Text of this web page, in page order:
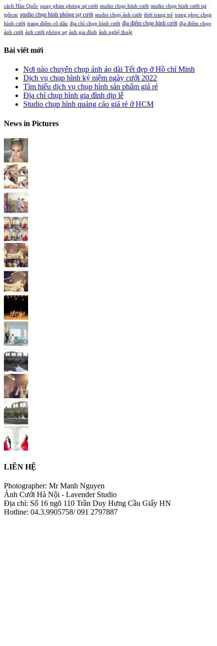
cách Hàn Quốc quay phim phóng sự cưới studio chụp hình cưới studio chụp hình cưới tại
tphcm studio chụp hình phóng sự cưới studio chụp ảnh cưới thời trang trẻ trang phục chụp
hình cưới trang điểm cô dâu địa chỉ chụp hình cưới địa điểm chụp hình cưới địa điểm chụp
ảnh cưới ảnh cưới phóng sự ảnh gia đình ảnh nghệ thuật
Bài viết mới
Nơi nào chuyên chụp ảnh áo dài Tết đẹp ở Hồ chí Minh
Dịch vụ chụp hình kỷ niệm ngày cưới 2022
Tìm hiểu dịch vụ chụp hình sản phẩm giá rẻ
Địa chỉ chụp hình gia đình dịp lễ
Studio chụp hình quảng cáo giá rẻ ở HCM
News in Pictures
LIÊN HỆ
Photographer: Mr Manh Nguyen
Ảnh Cưới Hà Nội - Lavender Studio
Địa chỉ: Số 16 ngõ 110 Trần Duy Hưng Cầu Giấy HN
Hotline: 04.3.9905758/ 091 2797887